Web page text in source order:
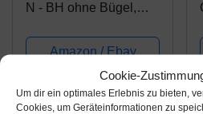
Cookie-
Um dir ein optimales Erlebnis zu bieten,
Cookies, um Geräteinformationen zu
N - BH ohne Bügel,
Amazon / Ebay
Produkt ansehen*